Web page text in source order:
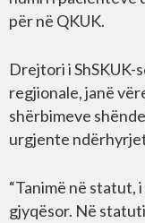
për në QKUK.
Drejtori i ShSKUK-
regjionale, janë
shërbimeve
urgjente
“Tanimë në statut,
gjyqësor. Në